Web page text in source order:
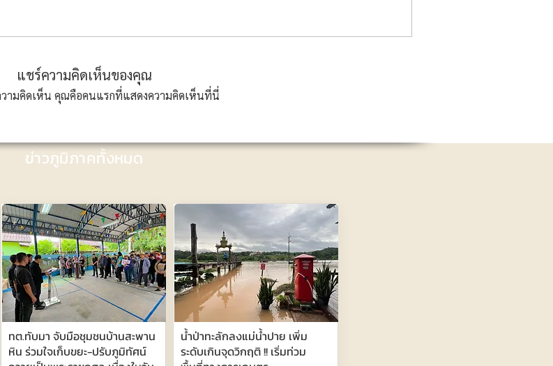
แชร์ความคิดเห็นของคุณ
ามคิดเห็น คุณคือคนแรกที่แสดงความคิดเห็นที่นี่
ข่าวภูมิภาคทั้งหมด
ทต.ทับมา จับมือชุมชนบ้านสะพาน
หิน ร่วมใจเก็บขยะ-ปรับภูมิทัศน์
น้ำป่าทะลักลงแม่น้ำปาย เพิ่ม
ระดับเกินจุดวิกฤติ !! เริ่มท่วม